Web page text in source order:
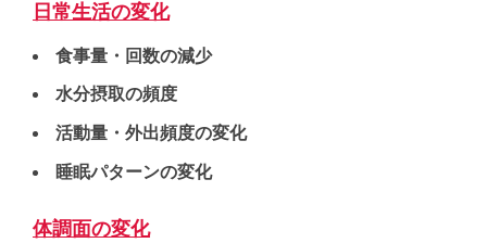
日常生活の変化
食事量・回数の減少
水分摂取の頻度
活動量・外出頻度の変化
睡眠パターンの変化
体調面の変化